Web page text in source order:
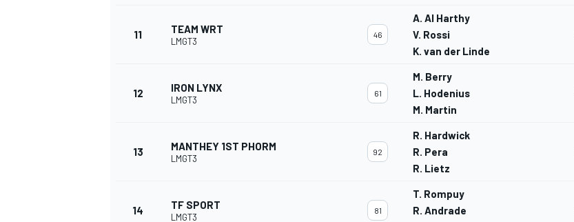
11 TEAM WRT
LMGT3
46
A. Al Harthy
V. Rossi
K. van der Linde
12 IRON LYNX
LMGT3
61
M. Berry
L. Hodenius
M. Martin
13 MANTHEY 1ST PHORM
LMGT3
92
R. Hardwick
R. Pera
R. Lietz
14 TF SPORT
LMGT3
81
T. Rompuy
R. Andrade